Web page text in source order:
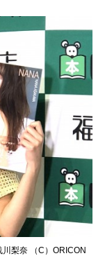
梨奈 （C）ORICON